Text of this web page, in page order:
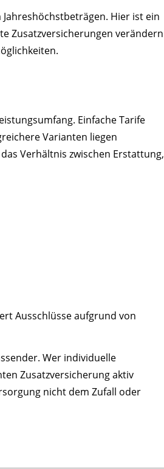
Hier ist ein
Zusatzversicherungen verändern
Einfache Tarife
Varianten liegen
Verhältnis zwischen Erstattung,
Ausschlüsse aufgrund von
Wer individuelle
Zusatzversicherung aktiv
nicht dem Zufall oder